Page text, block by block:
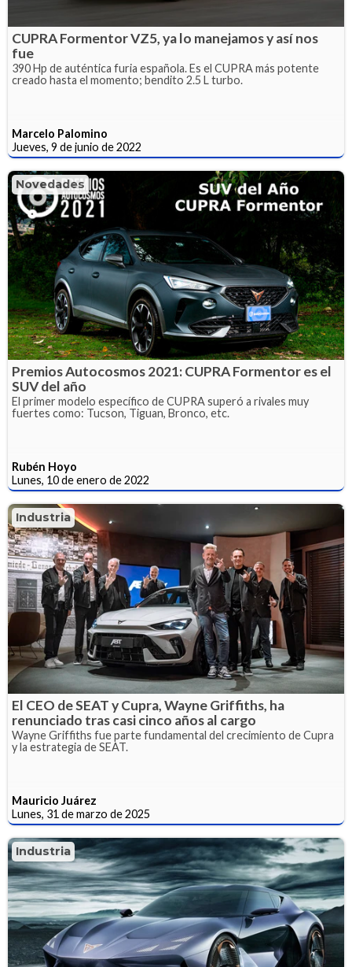
CUPRA Formentor VZ5, ya lo manejamos y así nos
fue
390 Hp de auténtica furia española. Es el CUPRA más potente
creado hasta el momento; bendito 2.5 L turbo.
Marcelo Palomino
Jueves, 9 de junio de 2022
Novedades
Premios Autocosmos 2021: CUPRA Formentor es el
SUV del año
El primer modelo específico de CUPRA superó a rivales muy
fuertes como: Tucson, Tiguan, Bronco, etc.
Rubén Hoyo
Lunes, 10 de enero de 2022
Industria
El CEO de SEAT y Cupra, Wayne Griffiths, ha
renunciado tras casi cinco años al cargo
Wayne Griffiths fue parte fundamental del crecimiento de Cupra
y la estrategia de SEAT.
Mauricio Juárez
Lunes, 31 de marzo de 2025
Industria